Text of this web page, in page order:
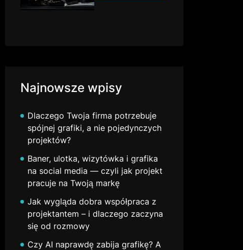
Najnowsze wpisy
Dlaczego Twoja firma potrzebuje
spójnej grafiki, a nie pojedynczych
projektów?
Baner, ulotka, wizytówka i grafika
na social media — czyli jak projekt
pracuje na Twoją markę
Jak wygląda dobra współpraca z
projektantem – i dlaczego zaczyna
się od rozmowy
Czy AI naprawdę zabija grafikę? A